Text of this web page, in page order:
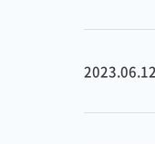
2023.06.12